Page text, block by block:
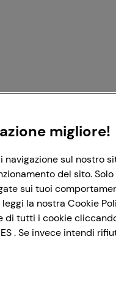
migliore!
navigazione sul
del sito.
sui tuoi
la nostra Cookie
di tutti i cookie
. Se invece intendi